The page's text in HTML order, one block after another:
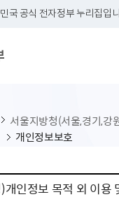
국 공식 전자정부 누리집입
서울지방청(서울,경기,강
개인정보보호
인정보 목적 외 이용